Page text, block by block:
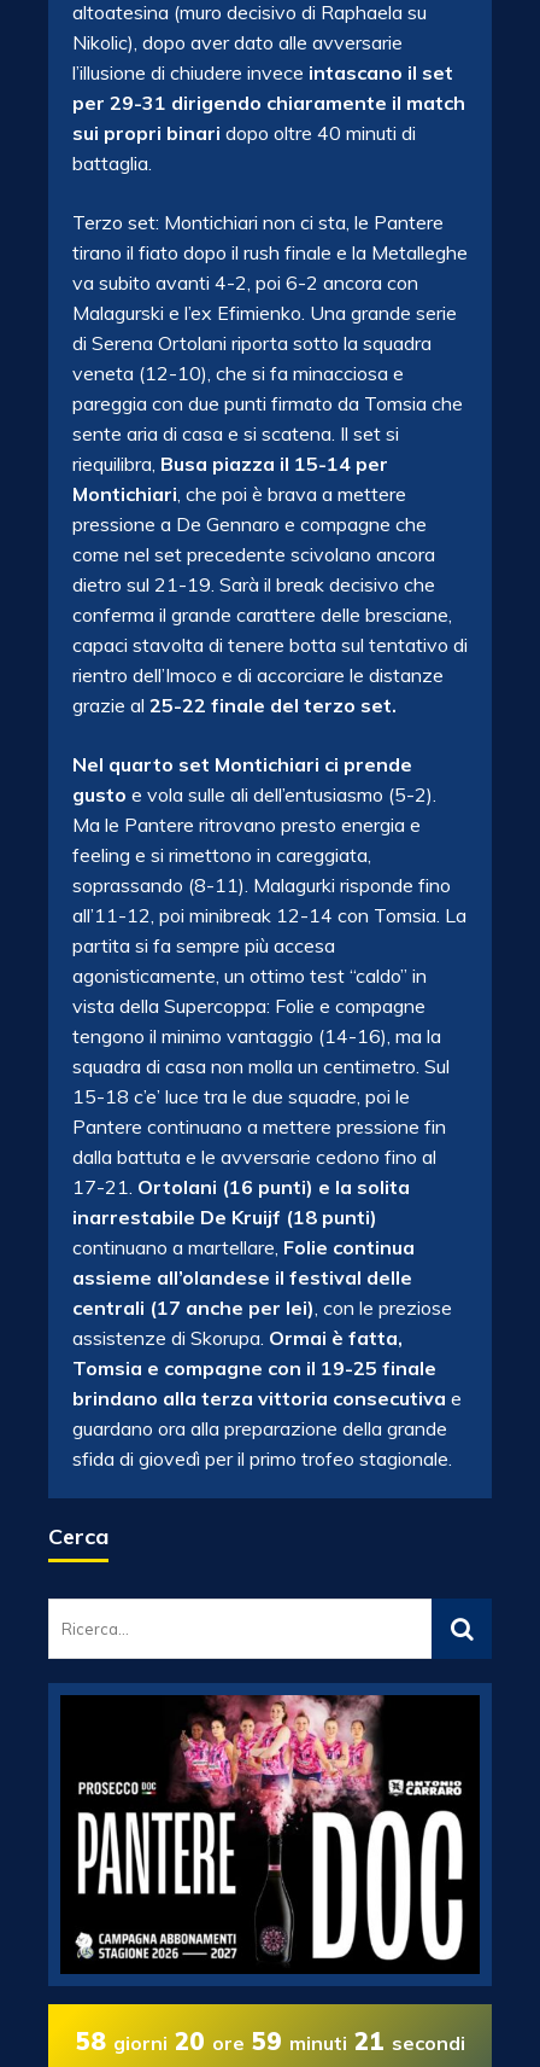
altoatesina (muro decisivo di Raphaela su
Nikolic), dopo aver dato alle avversarie
l’illusione di chiudere invece intascano il set
per 29-31 dirigendo chiaramente il match
sui propri binari dopo oltre 40 minuti di
battaglia.
Terzo set: Montichiari non ci sta, le Pantere
tirano il fiato dopo il rush finale e la Metalleghe
va subito avanti 4-2, poi 6-2 ancora con
Malagurski e l’ex Efimienko. Una grande serie
di Serena Ortolani riporta sotto la squadra
veneta (12-10), che si fa minacciosa e
pareggia con due punti firmato da Tomsia che
sente aria di casa e si scatena. Il set si
riequilibra, Busa piazza il 15-14 per
Montichiari, che poi è brava a mettere
pressione a De Gennaro e compagne che
come nel set precedente scivolano ancora
dietro sul 21-19. Sarà il break decisivo che
conferma il grande carattere delle bresciane,
capaci stavolta di tenere botta sul tentativo di
rientro dell’Imoco e di accorciare le distanze
grazie al 25-22 finale del terzo set.
Nel quarto set Montichiari ci prende
gusto e vola sulle ali dell’entusiasmo (5-2).
Ma le Pantere ritrovano presto energia e
feeling e si rimettono in careggiata,
soprassando (8-11). Malagurki risponde fino
all’11-12, poi minibreak 12-14 con Tomsia. La
partita si fa sempre più accesa
agonisticamente, un ottimo test “caldo” in
vista della Supercoppa: Folie e compagne
tengono il minimo vantaggio (14-16), ma la
squadra di casa non molla un centimetro. Sul
15-18 c’e’ luce tra le due squadre, poi le
Pantere continuano a mettere pressione fin
dalla battuta e le avversarie cedono fino al
17-21. Ortolani (16 punti) e la solita
inarrestabile De Kruijf (18 punti)
continuano a martellare, Folie continua
assieme all’olandese il festival delle
centrali (17 anche per lei), con le preziose
assistenze di Skorupa. Ormai è fatta,
Tomsia e compagne con il 19-25 finale
brindano alla terza vittoria consecutiva e
guardano ora alla preparazione della grande
sfida di giovedì per il primo trofeo stagionale.
Cerca
58 giorni 20 ore 59 minuti 20 secondi